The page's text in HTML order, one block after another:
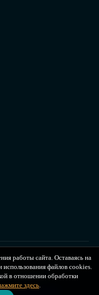
Лёд. Все права
Arctic Ice
работы сайта. Оставаясь на
использования файлов cookies.
в отношении обработки
здесь.